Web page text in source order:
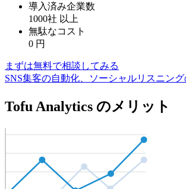
導入済み企業数
1000社 以上
無駄なコスト
0 円
まずは無料で相談してみる
SNS集客の自動化、ソーシャルリスニン
Tofu Analytics のメリット